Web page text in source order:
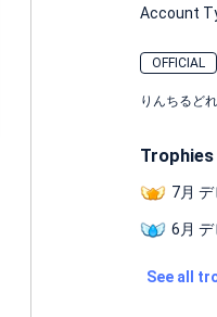
Account
OFFICIAL
りんちるど
Trophies
7月
6月
See all